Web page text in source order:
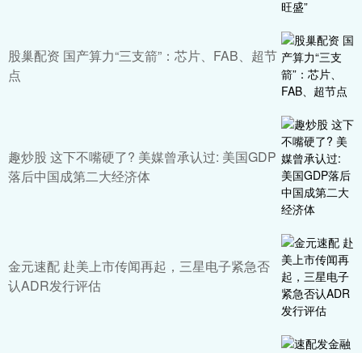
股巢配资 国产算力“三支箭”：芯片、FAB、超节
点
趣炒股 这下不嘴硬了? 美媒曾承认过: 美国GDP
落后中国成第二大经济体
金元速配 赴美上市传闻再起，三星电子紧急否
认ADR发行评估